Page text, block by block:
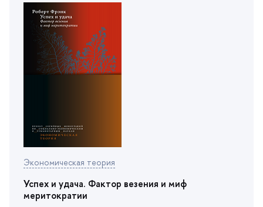
Экономическая теория
Успех и удача. Фактор везения и миф
меритократии